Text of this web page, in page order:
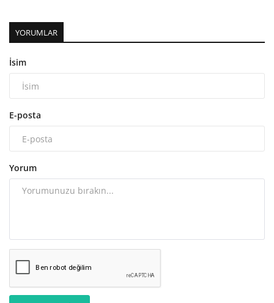
YORUMLAR
İsim
E-posta
Yorum